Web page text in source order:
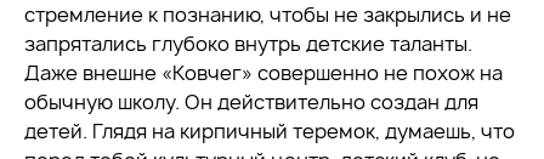
стремление к познанию, чтобы не закрылись и не
запрятались глубоко внутрь детские таланты.
Даже внешне «Ковчег» совершенно не похож на
обычную школу. Он действительно создан для
детей. Глядя на кирпичный теремок, думаешь, что